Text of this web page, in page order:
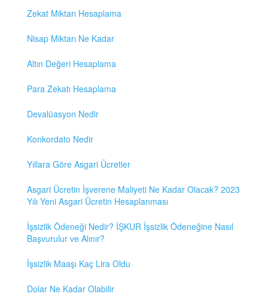
Zekat Miktarı Hesaplama
Nisap Miktarı Ne Kadar
Altın Değeri Hesaplama
Para Zekatı Hesaplama
Devalüasyon Nedir
Konkordato Nedir
Yıllara Göre Asgari Ücretler
Asgari Ücretin İşverene Maliyeti Ne Kadar Olacak? 2023
Yılı Yeni Asgari Ücretin Hesaplanması
İşsizlik Ödeneği Nedir? İŞKUR İşsizlik Ödeneğine Nasıl
Başvurulur ve Alınır?
İşsizlik Maaşı Kaç Lira Oldu
Dolar Ne Kadar Olabilir